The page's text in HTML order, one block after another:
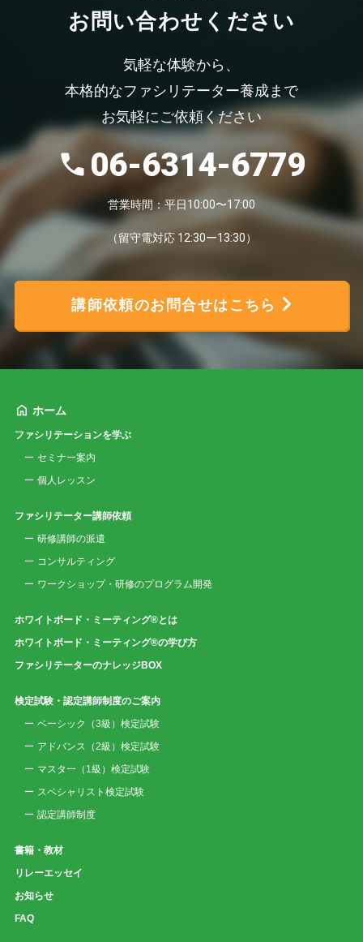
お問い合わせください
気軽な体験から、
本格的なファシリテーター養成まで
お気軽にご依頼ください
06-6314-6779
営業時間：平日10:00〜17:00
（留守電対応 12:30ー13:30）
講師依頼のお問合せはこちら
ホーム
ファシリテーションを学ぶ
セミナー案内
個人レッスン
ファシリテーター講師依頼
研修講師の派遣
コンサルティング
ワークショップ・研修のプログラム開発
ホワイトボード・ミーティング®とは
ホワイトボード・ミーティング®の学び方
ファシリテーターのナレッジBOX
検定試験・認定講師制度のご案内
ベーシック（3級）検定試験
アドバンス（2級）検定試験
マスター（1級）検定試験
スペシャリスト検定試験
認定講師制度
書籍・教材
リレーエッセイ
お知らせ
FAQ